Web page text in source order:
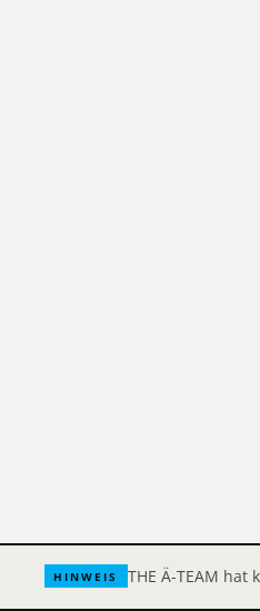
HINWEIS THE Ä-TEAM